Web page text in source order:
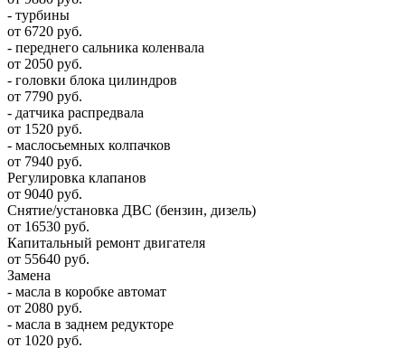
- турбины
от 6720 руб.
- переднего сальника коленвала
от 2050 руб.
- головки блока цилиндров
от 7790 руб.
- датчика распредвала
от 1520 руб.
- маслосьемных колпачков
от 7940 руб.
Регулировка клапанов
от 9040 руб.
Снятие/установка ДВС (бензин, дизель)
от 16530 руб.
Капитальный ремонт двигателя
от 55640 руб.
Замена
- масла в коробке автомат
от 2080 руб.
- масла в заднем редукторе
от 1020 руб.